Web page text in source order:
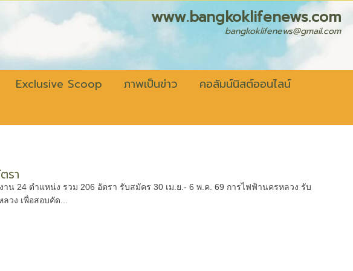
bangkoklifenews@gmail.com
Exclusive Scoop ภาพเป็นข่าว
คอลัมน์นิสต์ออนไลน์
รา
าน 24 ตำแหน่ง รวม 206 อัตรา รับสมัคร 30 เม.ย.- 6 พ.ค. 69 การไฟฟ้านครหลวง รับ
ง เพื่อสอบคัด...